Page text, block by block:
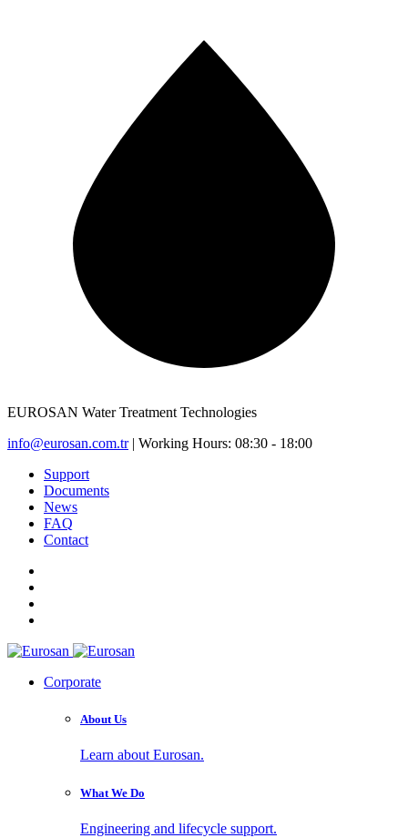
EUROSAN Water Treatment Technologies
info@eurosan.com.tr | Working Hours: 08:30 - 18:00
Support
Documents
News
FAQ
Contact
Corporate
About Us
Learn about Eurosan.
What We Do
Engineering and lifecycle support.